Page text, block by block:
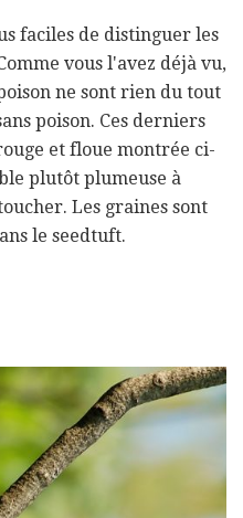
faciles de distinguer les
vous l'avez déjà vu,
ne sont rien du tout
poison. Ces derniers
et floue montrée ci-
plutôt plumeuse à
Les graines sont
le seedtuft.